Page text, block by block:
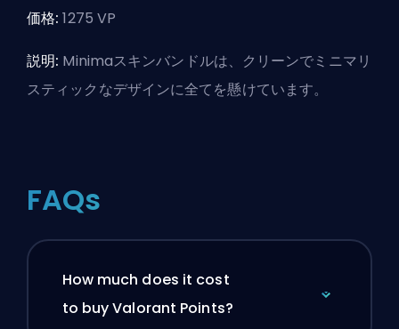
価格: 1275 VP
説明: Minimaスキンバンドルは、クリーンでミニマリ
スティックなデザインに全てを懸けています。
FAQs
How much does it cost
to buy Valorant Points?